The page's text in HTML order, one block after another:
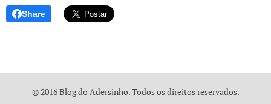
Share
© 2016 Blog do Adersinho. Todos os direitos reservados.